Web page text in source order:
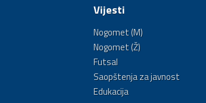
Vijesti
Nogomet (M)
Nogomet (Ž)
Futsal
Saopštenja za javnost
Edukacija